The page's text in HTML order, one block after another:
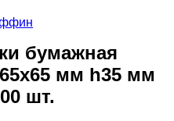
бумажная
мм h35 мм
шт.